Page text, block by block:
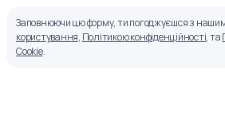
Заповнюючи цю форму, ти погоджуєшся з
користування, Політикою конфіденційності, та
Cookie.